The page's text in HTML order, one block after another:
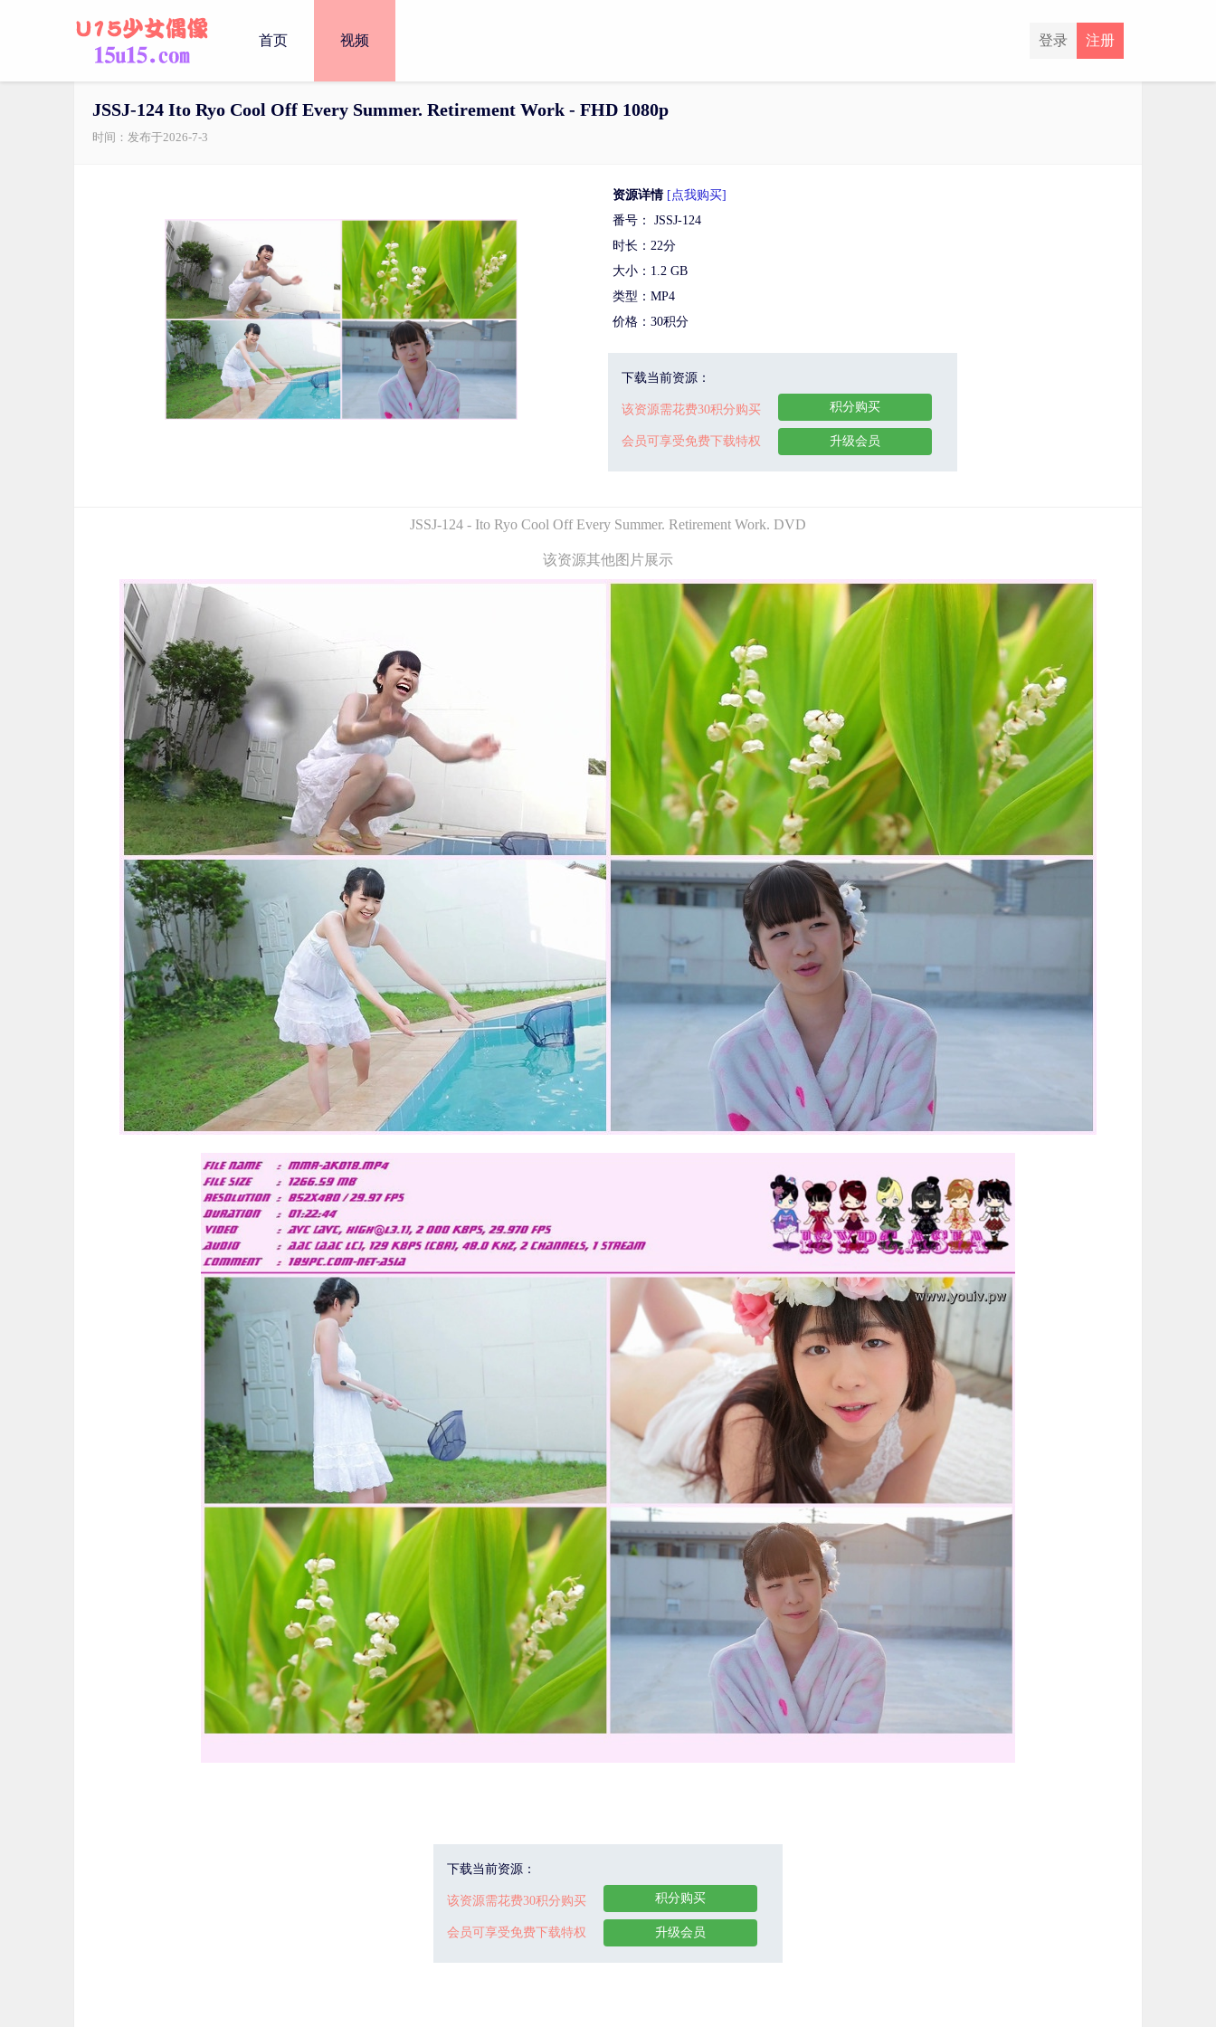
注册
登录
首页 视频
JSSJ-124 Ito Ryo Cool Off Every Summer. Retirement Work - FHD 1080p
时间：发布于2026-7-3
资源详情 [点我购买]
番号： JSSJ-124
时长：22分
大小：1.2 GB
类型：MP4
价格：30积分
下载当前资源：
该资源需花费30积分购买
会员可享受免费下载特权
积分购买
升级会员
JSSJ-124 - Ito Ryo Cool Off Every Summer. Retirement Work. DVD
该资源其他图片展示
下载当前资源：
该资源需花费30积分购买
会员可享受免费下载特权
积分购买
升级会员